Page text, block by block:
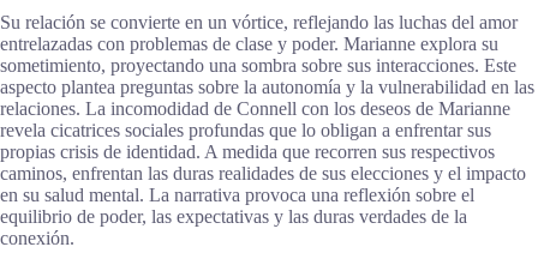
Su relación se convierte en un vórtice, reflejando las luchas del amor
entrelazadas con problemas de clase y poder. Marianne explora su
sometimiento, proyectando una sombra sobre sus interacciones. Este
aspecto plantea preguntas sobre la autonomía y la vulnerabilidad en las
relaciones. La incomodidad de Connell con los deseos de Marianne
revela cicatrices sociales profundas que lo obligan a enfrentar sus
propias crisis de identidad. A medida que recorren sus respectivos
caminos, enfrentan las duras realidades de sus elecciones y el impacto
en su salud mental. La narrativa provoca una reflexión sobre el
equilibrio de poder, las expectativas y las duras verdades de la
conexión.